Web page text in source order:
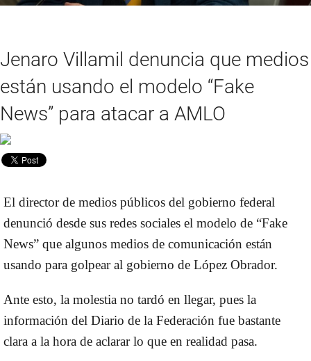
Jenaro Villamil denuncia que medios
están usando el modelo “Fake
News” para atacar a AMLO
El director de medios públicos del gobierno federal
denunció desde sus redes sociales el modelo de “Fake
News” que algunos medios de comunicación están
usando para golpear al gobierno de López Obrador.
Ante esto, la molestia no tardó en llegar, pues la
información del Diario de la Federación fue bastante
clara a la hora de aclarar lo que en realidad pasa.